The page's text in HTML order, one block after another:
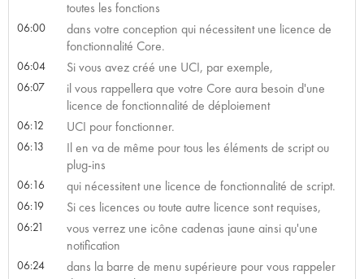
toutes les fonctions
06:00
dans votre conception qui nécessitent une licence de
fonctionnalité Core.
06:04 Si vous avez créé une UCI, par exemple,
06:07
il vous rappellera que votre Core aura besoin d'une
licence de fonctionnalité de déploiement
06:12 UCI pour fonctionner.
06:13
Il en va de même pour tous les éléments de script ou
plug-ins
06:16 qui nécessitent une licence de fonctionnalité de script.
06:19 Si ces licences ou toute autre licence sont requises,
06:21
vous verrez une icône cadenas jaune ainsi qu'une
notification
06:24
dans la barre de menu supérieure pour vous rappeler